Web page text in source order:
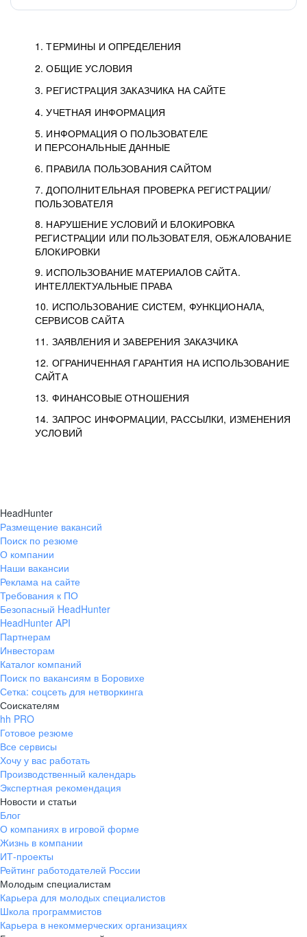
1. ТЕРМИНЫ И ОПРЕДЕЛЕНИЯ
2. ОБЩИЕ УСЛОВИЯ
3. РЕГИСТРАЦИЯ ЗАКАЗЧИКА НА САЙТЕ
4. УЧЕТНАЯ ИНФОРМАЦИЯ
5. ИНФОРМАЦИЯ О ПОЛЬЗОВАТЕЛЕ
И ПЕРСОНАЛЬНЫЕ ДАННЫЕ
6. ПРАВИЛА ПОЛЬЗОВАНИЯ САЙТОМ
7. ДОПОЛНИТЕЛЬНАЯ ПРОВЕРКА РЕГИСТРАЦИИ/
ПОЛЬЗОВАТЕЛЯ
8. НАРУШЕНИЕ УСЛОВИЙ И БЛОКИРОВКА
РЕГИСТРАЦИИ ИЛИ ПОЛЬЗОВАТЕЛЯ, ОБЖАЛОВАНИЕ
БЛОКИРОВКИ
9. ИСПОЛЬЗОВАНИЕ МАТЕРИАЛОВ САЙТА.
ИНТЕЛЛЕКТУАЛЬНЫЕ ПРАВА
10. ИСПОЛЬЗОВАНИЕ СИСТЕМ, ФУНКЦИОНАЛА,
СЕРВИСОВ САЙТА
11. ЗАЯВЛЕНИЯ И ЗАВЕРЕНИЯ ЗАКАЗЧИКА
12. ОГРАНИЧЕННАЯ ГАРАНТИЯ НА ИСПОЛЬЗОВАНИЕ
САЙТА
13. ФИНАНСОВЫЕ ОТНОШЕНИЯ
14. ЗАПРОС ИНФОРМАЦИИ, РАССЫЛКИ, ИЗМЕНЕНИЯ
УСЛОВИЙ
HeadHunter
Размещение вакансий
Поиск по резюме
О компании
Наши вакансии
Реклама на сайте
Требования к ПО
Безопасный HeadHunter
HeadHunter API
Партнерам
Инвесторам
Каталог компаний
Поиск по вакансиям в Боровихе
Сетка: соцсеть для нетворкинга
Соискателям
hh PRO
Готовое резюме
Все сервисы
Хочу у вас работать
Производственный календарь
Экспертная рекомендация
Новости и статьи
Блог
О компаниях в игровой форме
Жизнь в компании
ИТ-проекты
Рейтинг работодателей России
Молодым специалистам
Карьера для молодых специалистов
Школа программистов
Карьера в некоммерческих организациях